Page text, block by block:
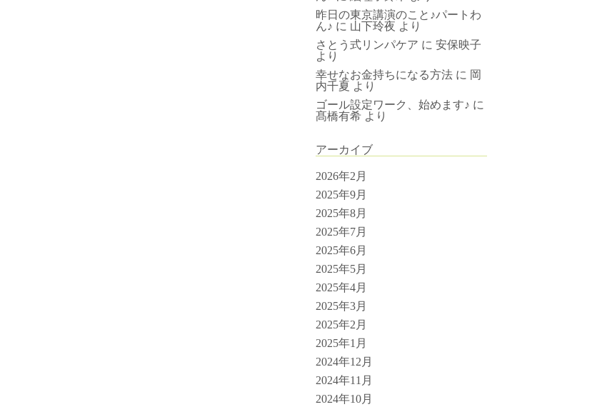
昨日の東京講演のこと♪パートわ
ん♪ に 山下玲夜 より
さとう式リンパケア に 安保映子
より
幸せなお金持ちになる方法 に 岡
内千夏 より
ゴール設定ワーク、始めます♪ に
髙橋有希 より
アーカイブ
2026年2月
2025年9月
2025年8月
2025年7月
2025年6月
2025年5月
2025年4月
2025年3月
2025年2月
2025年1月
2024年12月
2024年11月
2024年10月